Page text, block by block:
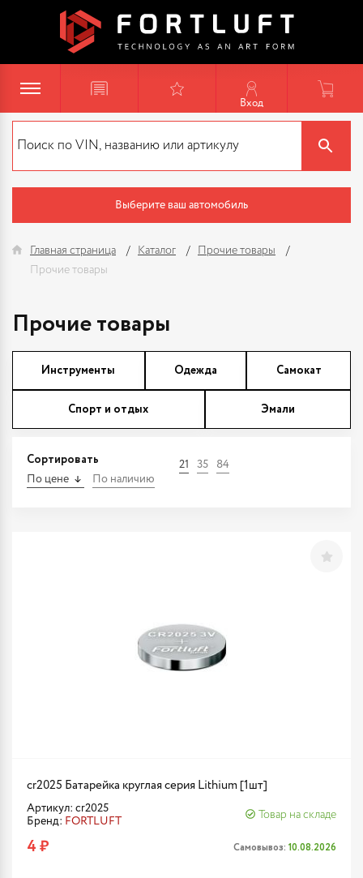
Вход
Выберите ваш автомобиль
Главная страница Каталог
Прочие товары
Прочие товары
Прочие товары
Инструменты Одежда Самокат
Спорт и отдых Эмали
Сортировать
По цене По наличию
21 35 84
cr2025 Батарейка круглая серия Lithium [1шт]
Артикул: cr2025
Бренд: FORTLUFT
Товар на складе
4 ₽ Самовывоз: 10.08.2026